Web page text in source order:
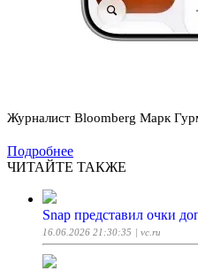
Журналист Bloomberg Марк
Подробнее
ЧИТАЙТЕ ТАКЖЕ
Snap представил очки
16.06.2026 21:30:35 | vc.ru